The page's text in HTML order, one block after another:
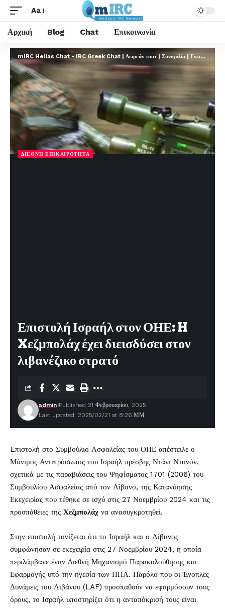
Aa
Αρχική Blog Chat Επικοινωνία
mIRC Hellas Chat - IRC Greek Chat | Δωρεάν τσατ | Συνομιλία | Γνωριμίες | FREE
ΔΙΕΘΝΉ ΕΠΙΚΑΙΡΌΤΗΤΑ
Επιστολή Ισραήλ στον ΟΗΕ: H
Xεζμπολάχ έχει διεισδύσει στον
λιβανέζικο στρατό
Last updated: 2025/02/21 at 8:26 ΜΜ
admin Published 21 Φεβρουαρίου, 2025
Eπιστολή στο Συμβούλιο Ασφαλείας του ΟΗΕ απέστειλε ο
Μόνιμος Αντιπρόσωπος του Ισραήλ πρέσβης Ντάνι Ντανόν,
σχετικά με τις παραβιάσεις του Ψηφίσματος 1701 (2006) του
Συμβουλίου Ασφαλείας από τον Λίβανο, της Κατανόησης
Εκεχειρίας που τέθηκε σε ισχύ στις 27 Νοεμβρίου 2024 και τις
προσπάθειες της Χεζμπολάχ να ανασυγκροτηθεί.
Στην επιστολή τονίζεται ότι το Ισραήλ και ο Λίβανος
συμφώνησαν σε εκεχειρία στις 27 Νοεμβρίου 2024, η οποία
περιλάμβανε έναν Διεθνή Μηχανισμό Παρακολούθησης και
Εφαρμογής υπό την ηγεσία των ΗΠΑ. Παρόλο που οι Ένοπλες
Δυνάμεις του Λιβάνου (LAF) προσπαθούν να εφαρμόσουν τους
όρους, το Ισραήλ υποστηρίζει ότι η ανταπόκρισή τους είναι